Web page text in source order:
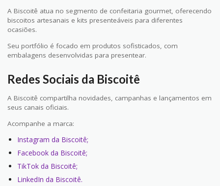
A Biscoitê atua no segmento de confeitaria gourmet, oferecendo
biscoitos artesanais e kits presenteáveis para diferentes
ocasiões.
Seu portfólio é focado em produtos sofisticados, com
embalagens desenvolvidas para presentear.
Redes Sociais da Biscoitê
A Biscoitê compartilha novidades, campanhas e lançamentos em
seus canais oficiais.
Acompanhe a marca:
Instagram da Biscoitê;
Facebook da Biscoitê;
TikTok da Biscoitê;
LinkedIn da Biscoitê.